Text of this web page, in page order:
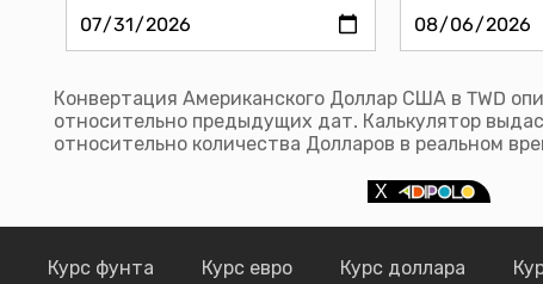
Конвертация Американского Доллар США в TWD
относительно предыдущих дат. Калькулятор
относительно количества Долларов в реальном
Курс фунта Курс евро Курс доллара